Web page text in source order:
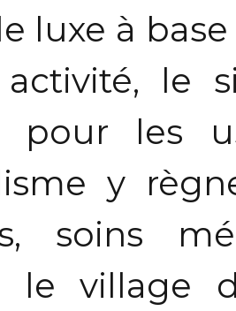
luxe à
le
pour les
y
soins
le village